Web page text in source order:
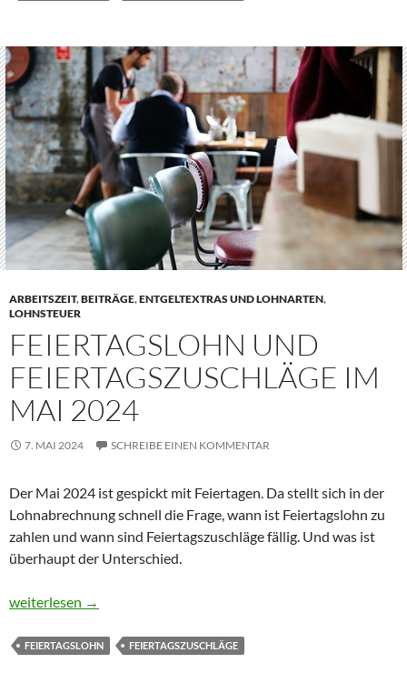
ARBEITSZEIT,BEITRÄGE,ENTGELTEXTRAS UND LOHNARTEN,
LOHNSTEUER
FEIERTAGSLOHN UND
FEIERTAGSZUSCHLÄGE IM
MAI 2024
7. MAI 2024 SCHREIBE EINEN KOMMENTAR
Der Mai 2024 ist gespickt mit Feiertagen. Da stellt sich in der
Lohnabrechnung schnell die Frage, wann ist Feiertagslohn zu
zahlen und wann sind Feiertagszuschläge fällig. Und was ist
überhaupt der Unterschied.
Feiertagslohn und Feiertagszuschläge im Mai 2024
weiterlesen →
FEIERTAGSLOHN FEIERTAGSZUSCHLÄGE